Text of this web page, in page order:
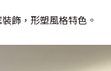
飾，形塑風格特色。